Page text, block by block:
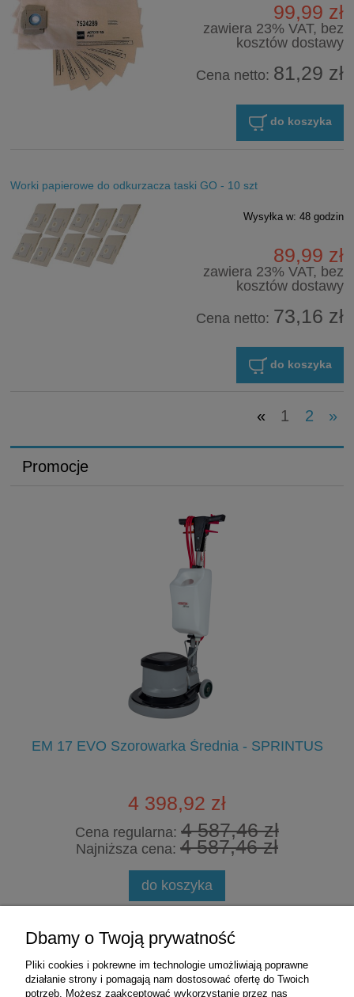
99,99 zł
zawiera 23% VAT, bez
kosztów dostawy
Cena netto: 81,29 zł
do koszyka
Worki papierowe do odkurzacza taski GO - 10 szt
Wysyłka w: 48 godzin
89,99 zł
zawiera 23% VAT, bez
kosztów dostawy
Cena netto: 73,16 zł
do koszyka
« 1 2 »
Promocje
EM 17 EVO Szorowarka Średnia - SPRINTUS
4 398,92 zł
Cena regularna: 4 587,46 zł
Najniższa cena: 4 587,46 zł
do koszyka
Zakupy
Pomoc
Dbamy o Twoją prywatność
Pliki cookies i pokrewne im technologie umożliwiają poprawne
działanie strony i pomagają nam dostosować ofertę do Twoich
potrzeb. Możesz zaakceptować wykorzystanie przez nas